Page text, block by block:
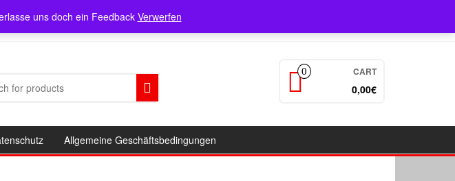
uns doch ein Feedback Verwerfen
0 CART
0,00€
Allgemeine Geschäftsbedingungen